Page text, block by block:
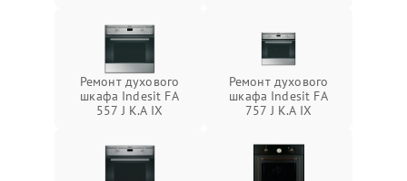
Ремонт духового
шкафа Indesit FA
557 J K.A IX
Ремонт духового
шкафа Indesit FA
757 J K.A IX